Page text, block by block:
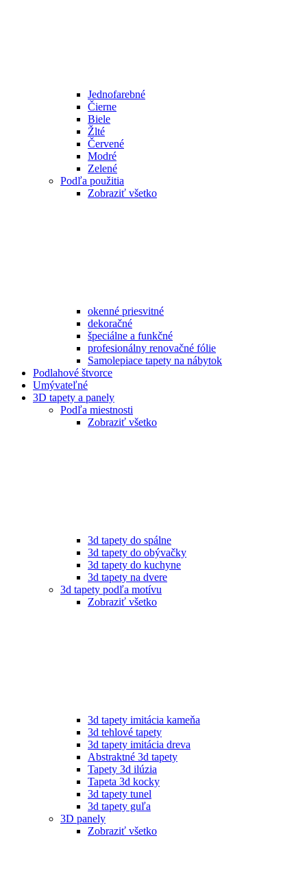
Jednofarebné
Čierne
Biele
Žlté
Červené
Modré
Zelené
Podľa použitia
Zobraziť všetko
okenné priesvitné
dekoračné
špeciálne a funkčné
profesionálny renovačné fólie
Samolepiace tapety na nábytok
Podlahové štvorce
Umývateľné
3D tapety a panely
Podľa miestnosti
Zobraziť všetko
3d tapety do spálne
3d tapety do obývačky
3d tapety do kuchyne
3d tapety na dvere
3d tapety podľa motívu
Zobraziť všetko
3d tapety imitácia kameňa
3d tehlové tapety
3d tapety imitácia dreva
Abstraktné 3d tapety
Tapety 3d ilúzia
Tapeta 3d kocky
3d tapety tunel
3d tapety guľa
3D panely
Zobraziť všetko